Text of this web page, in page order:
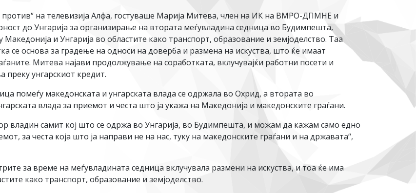
на телевизија Алфа, гостуваше Марија Митева, член на ИК на ВМРО-ДПМНЕ и
до Унгарија за организирање на втората меѓувладина седница во Будимпешта,
Македонија и Унгарија во областите како транспорт, образование и земјоделство. Таа
се основа за градење на односи на доверба и размена на искуства, што ќе имаат
Митева најави продолжување на соработката, вклучувајќи работни посети и
преку унгарскиот кредит.
помеѓу македонската и унгарската влада се одржала во Охрид, а втората во
влада за приемот и честа што ја укажа на Македонија и македонските граѓани.
владин самит кој што се одржа во Унгарија, во Будимпешта, и можам да кажам само едно
за честа која што ја направи не на нас, туку на македонските граѓани и на државата“,
за време на меѓувладината седница вклучувала размени на искуства, и тоа ќе има
како транспорт, образование и земјоделство.